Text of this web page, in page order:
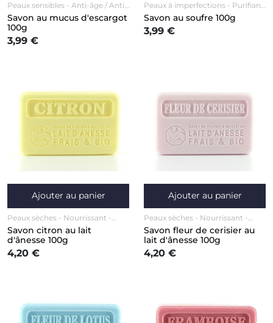
Peaux sensibles
Anti-âge / Anti-
rides
Réparateur / Régénérant
Visage
Savon au mucus d'escargot
100g
3,99 €
Peaux à imperfections
Purifiant
Visage
Savon au soufre 100g
3,99 €
Ajouter au panier
Peaux sèches
Nourrissant
Anti-âge / Anti-rides
Corps
Visage
Savon citron au lait
d'ânesse 100g
4,20 €
Ajouter au panier
Peaux sèches
Nourrissant
Anti-âge / Anti-rides
Corps
Visage
Savon fleur de cerisier au
lait d'ânesse 100g
4,20 €